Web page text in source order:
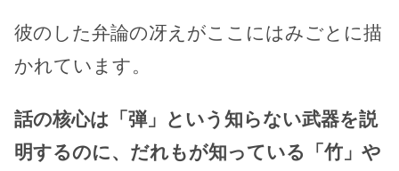
彼のした弁論の冴えがここにはみごとに描
かれています。
話の核心は「弾」という知らない武器を説
明するのに、だれもが知っている「竹」や